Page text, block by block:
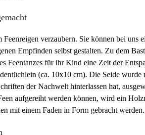
Feenreigen verzaubern. Sie können bei
Empfinden selbst gestalten. Zu dem
Feentanzes für ihr Kind eine Zeit der
(ca. 10x10 cm). Die Seide
der Nachwelt hinterlassen hat,
aufgereiht werden können, wird ein
mit einem Faden in Form gebracht